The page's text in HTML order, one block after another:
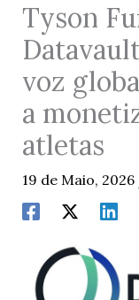
Tyson
voz
a
atletas
19 de Maio, 2026